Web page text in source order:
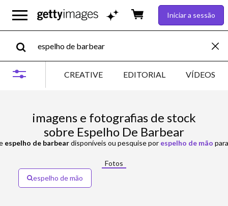
Iniciar a sessão
CREATIVE EDITORIAL VÍDEOS
imagens e fotografias de stock
sobre Espelho De Barbear
espelho de barbeardisponíveis ou pesquise por espelho de mão para
Fotos
espelho de mão